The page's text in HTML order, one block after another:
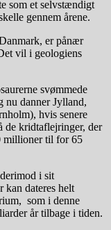
som et selvstændigt
gennem årene.
er pånær
vil i geologiens
svømmede
nu danner Jylland,
hvis senere
de kridtaflejringer, der
millioner til for 65
i sit
kan dateres helt
som i denne
år tilbage i tiden.